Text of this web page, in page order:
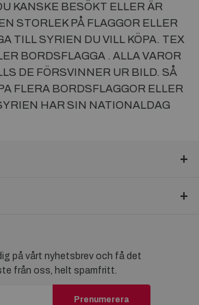
KANSKE BESÖKT ELLER ÄR
STORLEK PÅ FLAGGOR ELLER
TILL SYRIEN DU VILL KÖPA. TEX
BORDSFLAGGA . ALLA VAROR
DE FÖRSVINNER UR BILD. SÅ
FLERA BORDSFLAGGOR ELLER
HAR SIN NATIONALDAG
på vårt nyhetsbrev och få det
från oss, helt spamfritt.
Prenumerera